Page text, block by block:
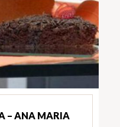
– ANA MARIA